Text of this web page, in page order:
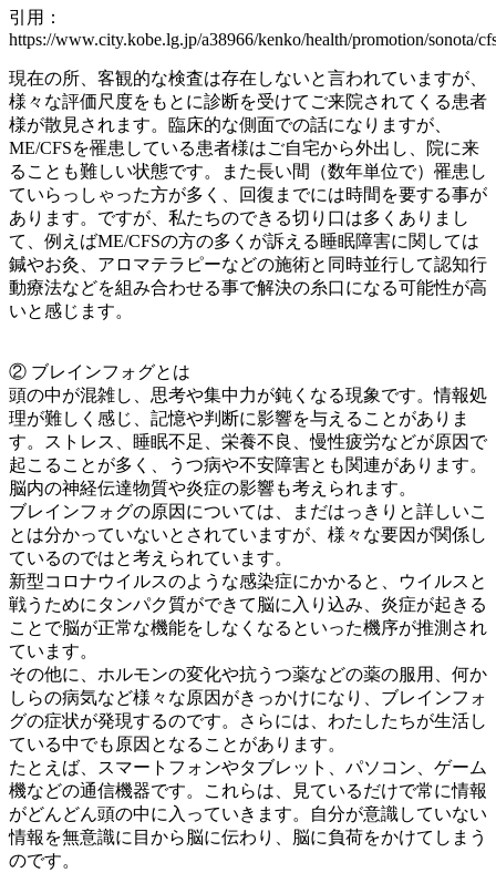
引用：
https://www.city.kobe.lg.jp/a38966/kenko/health/promotion/sonota/
現在の所、客観的な検査は存在しないと言われていますが、
様々な評価尺度をもとに診断を受けてご来院されてくる患者
様が散見されます。臨床的な側面での話になりますが、
ME/CFSを罹患している患者様はご自宅から外出し、院に来
ることも難しい状態です。また長い間（数年単位で）罹患し
ていらっしゃった方が多く、回復までには時間を要する事が
あります。ですが、私たちのできる切り口は多くありまし
て、例えばME/CFSの方の多くが訴える睡眠障害に関しては
鍼やお灸、アロマテラピーなどの施術と同時並行して認知行
動療法などを組み合わせる事で解決の糸口になる可能性が高
いと感じます。
② ブレインフォグとは
頭の中が混雑し、思考や集中力が鈍くなる現象です。情報処
理が難しく感じ、記憶や判断に影響を与えることがありま
す。ストレス、睡眠不足、栄養不良、慢性疲労などが原因で
起こることが多く、うつ病や不安障害とも関連があります。
脳内の神経伝達物質や炎症の影響も考えられます。
ブレインフォグの原因については、まだはっきりと詳しいこ
とは分かっていないとされていますが、様々な要因が関係し
ているのではと考えられています。
新型コロナウイルスのような感染症にかかると、ウイルスと
戦うためにタンパク質ができて脳に入り込み、炎症が起きる
ことで脳が正常な機能をしなくなるといった機序が推測され
ています。
その他に、ホルモンの変化や抗うつ薬などの薬の服用、何か
しらの病気など様々な原因がきっかけになり、ブレインフォ
グの症状が発現するのです。さらには、わたしたちが生活し
ている中でも原因となることがあります。
たとえば、スマートフォンやタブレット、パソコン、ゲーム
機などの通信機器です。これらは、見ているだけで常に情報
がどんどん頭の中に入っていきます。自分が意識していない
情報を無意識に目から脳に伝わり、脳に負荷をかけてしまう
のです。